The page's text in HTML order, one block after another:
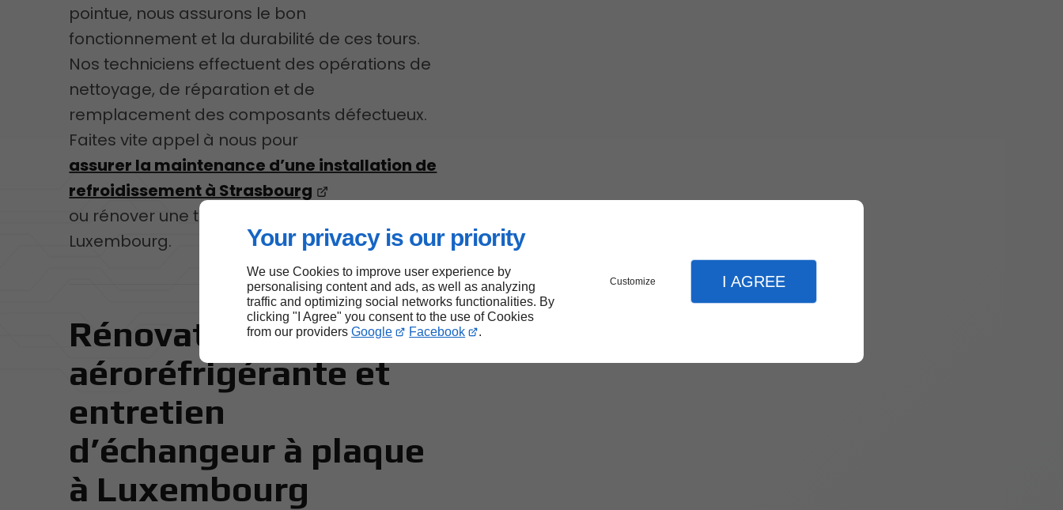
Your privacy is our priority
We use Cookies to improve user experience by
personalising content and ads, as well as analyzing
traffic and optimizing social networks functionalities. By
clicking "I Agree" you consent to the use of Cookies
from our providers Google Facebook .
Customize I AGREE
pointue, nous assurons le bon
fonctionnement et la durabilité de ces tours.
Nos techniciens effectuent des opérations de
nettoyage, de réparation et de
remplacement des composants défectueux.
Faites vite appel à nous pour
assurer la maintenance d’une installation de
refroidissement à Strasbourg
ou rénover une tour aéroréfrigérante à
Luxembourg.
Rénovation de tour
aéroréfrigérante et
entretien
d’échangeur à plaque
à Luxembourg